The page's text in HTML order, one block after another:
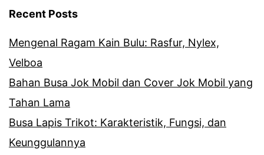
Recent Posts
Mengenal Ragam Kain Bulu: Rasfur, Nylex,
Velboa
Bahan Busa Jok Mobil dan Cover Jok Mobil yang
Tahan Lama
Busa Lapis Trikot: Karakteristik, Fungsi, dan
Keunggulannya